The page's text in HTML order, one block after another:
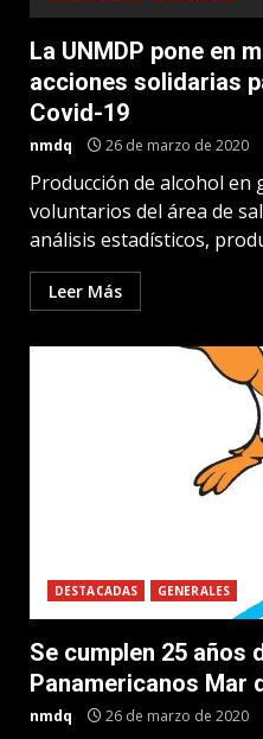
La UNMDP pone en
acciones solidarias
Covid-19
nmdq 26 de marzo de 2020
Producción de alcohol en
voluntarios del área de
análisis estadísticos,
Leer Más
DESTACADAS GENERALES
Se cumplen 25 años
Panamericanos Mar
nmdq 26 de marzo de 2020